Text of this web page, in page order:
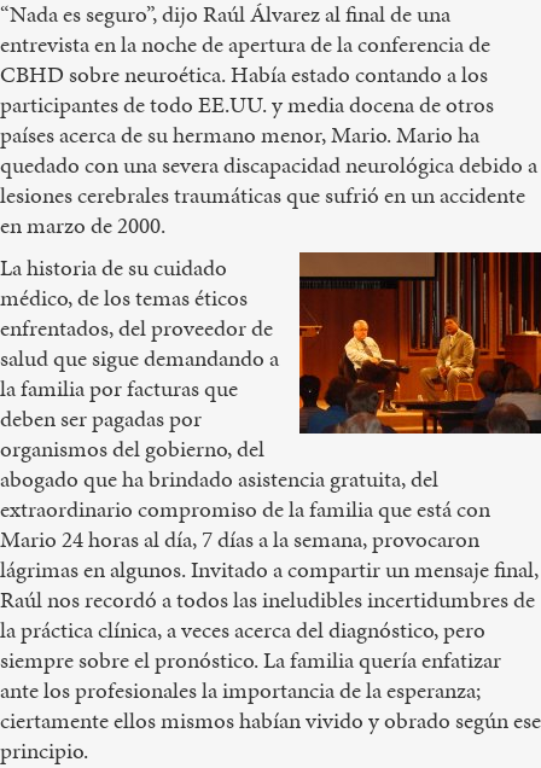
“Nada es seguro”, dijo Raúl Álvarez al final de una
entrevista en la noche de apertura de la conferencia de
CBHD sobre neuroética. Había estado contando a los
participantes de todo EE.UU. y media docena de otros
países acerca de su hermano menor, Mario. Mario ha
quedado con una severa discapacidad neurológica debido a
lesiones cerebrales traumáticas que sufrió en un accidente
en marzo de 2000.
La historia de su cuidado
médico, de los temas éticos
enfrentados, del proveedor de
salud que sigue demandando a
la familia por facturas que
deben ser pagadas por
organismos del gobierno, del
abogado que ha brindado asistencia gratuita, del
extraordinario compromiso de la familia que está con
Mario 24 horas al día, 7 días a la semana, provocaron
lágrimas en algunos. Invitado a compartir un mensaje final,
Raúl nos recordó a todos las ineludibles incertidumbres de
la práctica clínica, a veces acerca del diagnóstico, pero
siempre sobre el pronóstico. La familia quería enfatizar
ante los profesionales la importancia de la esperanza;
ciertamente ellos mismos habían vivido y obrado según ese
principio.